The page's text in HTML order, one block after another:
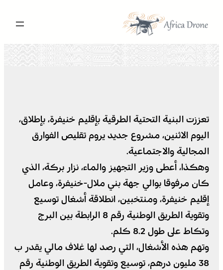
المحتوى
تعززت البنية التحتية الطرقية بإقليم خنيفرة، بإطلاق،
اليوم الاثنين، مشروع جديد يروم تقليص الفوارق
المجالية والاجتماعية.
وهكذا، أعطى وزير التجهيز والماء، نزار بركة، الذي
كان مرفوقا بوالي جهة بني ملال-خنيفرة، وعامل
إقليم خنيفرة، ومنتخبين، انطلاقة أشغال توسيع
وتقوية الطريق الوطنية رقم 8 الرابطة بين البرج
وتكاط على طول 8.2 كلم.
وتهم هذه الأشغال، التي رصد لها غلاف مالي يقدر ب
38 مليون درهم، توسيع وتقوية الطريق الوطنية رقم